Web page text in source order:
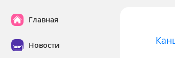
Главная
Новости